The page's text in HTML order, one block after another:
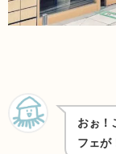
おぉ！
フェが